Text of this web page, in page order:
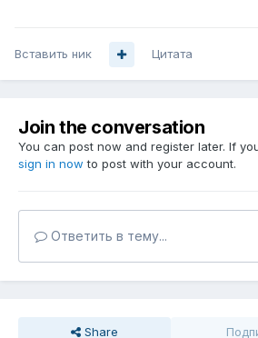
Вставить ник Цитата
Join the conversation
You can post now and register later. If
sign in now to post with your account.
Ответить в тему...
Share